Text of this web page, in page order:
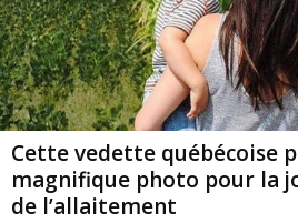
Cette vedette québécoise
magnifique photo pour la
de l’allaitement